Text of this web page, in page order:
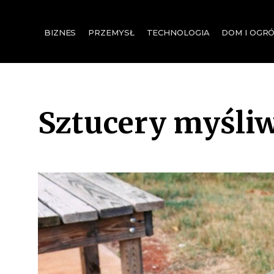
BIZNES PRZEMYSŁ TECHNOLOGIA DOM I
Sztucery